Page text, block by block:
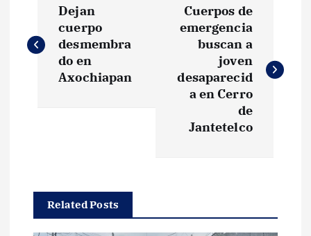
a
c
Dejan
cuerpo
desmembra
do en
Axochiapan
Cuerpos de
emergencia
buscan a
joven
desaparecid
a en Cerro
de
Jantetelco
Related Posts